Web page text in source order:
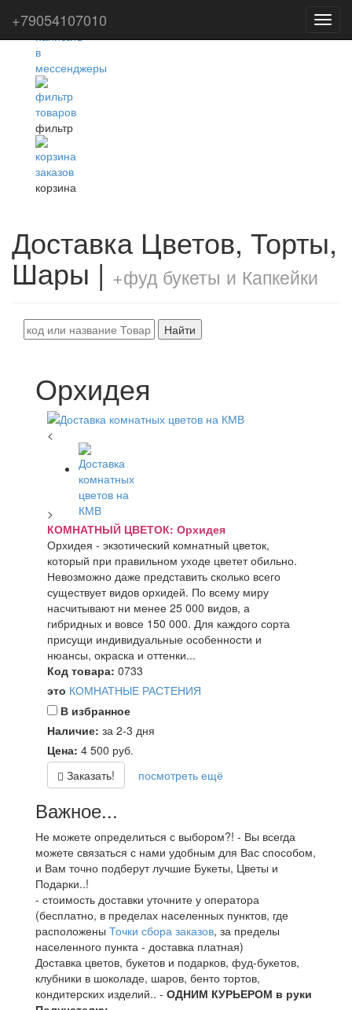
фильтр
корзина
Доставка Цветов, Торты,
Шары | +фуд букеты и Капкейки
Найти
Орхидея
<
>
КОМНАТНЫЙ ЦВЕТОК: Орхидея
Орхидея - экзотический комнатный цветок,
который при правильном уходе цветет обильно.
Невозможно даже представить сколько всего
существует видов орхидей. По всему миру
насчитывают ни менее 25 000 видов, а
гибридных и вовсе 150 000. Для каждого сорта
присущи индивидуальные особенности и
нюансы, окраска и оттенки...
Код товара: 0733
это КОМНАТНЫЕ РАСТЕНИЯ
В избранное
Наличие: за 2-3 дня
Цена: 4 500 руб.
Заказать!
посмотреть ещё
Важное...
Не можете определиться с выбором?! - Вы всегда
можете связаться с нами удобным для Вас способом,
и Вам точно подберут лучшие Букеты, Цветы и
Подарки..!
- стоимость доставки уточните у оператора
(бесплатно, в пределах населенных пунктов, где
расположены Точки сбора заказов, за пределы
населенного пункта - доставка платная)
Доставка цветов, букетов и подарков, фуд-букетов,
клубники в шоколаде, шаров, бенто тортов,
кондитерских изделий.. - ОДНИМ КУРЬЕРОМ в руки
+79054107010